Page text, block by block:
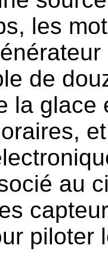
les
de
la glace
et
au
piloter